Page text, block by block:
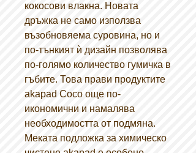
кокосови влакна. Новата
дръжка не само използва
възобновяема суровина, но и
по-тънкият ѝ дизайн позволява
по-голямо количество гумичка в
гъбите. Това прави продуктите
akapad Coco още по-
икономични и намалява
необходимостта от подмяна.
Меката подложка за химическо